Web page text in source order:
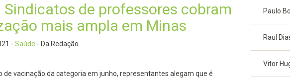
Sindicatos de professores cobram
mais ampla em Minas
- Saúde - Da Redação
de vacinação da categoria em junho, representantes alegam que é
Paulo
Raul
Vitor